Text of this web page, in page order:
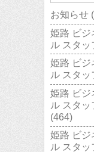
お知らせ
姫路 ビジ
ル スタ
姫路 ビジ
ル スタ
姫路 ビジ
ル スタッ
(464)
姫路 ビジ
ル スタッ